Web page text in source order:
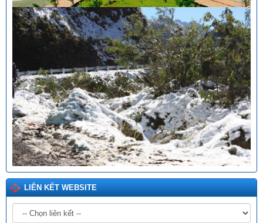
LIÊN KẾT WEBSITE